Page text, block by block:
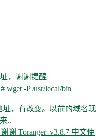
，谢谢提醒
wget -P /usr/local/bin
址，有改变。以前的域名现
..
谢 Toranger_v3.8.7 中文使